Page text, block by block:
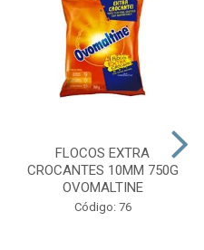
FLOCOS EXTRA
CROCANTES 10MM 750G
OVOMALTINE
Código: 76